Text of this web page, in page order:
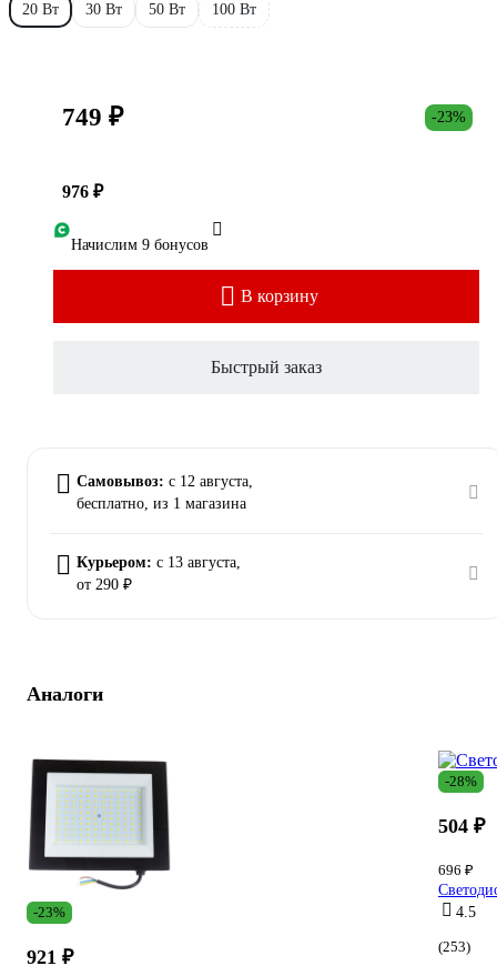
20 Вт 30 Вт 50 Вт 100 Вт
749 ₽ -23%
976 ₽
Начислим 9 бонусов
В корзину
Быстрый заказ
Самовывоз: c 12 августа,
бесплатно, из 1 магазина
Курьером: c 13 августа,
от 290 ₽
Аналоги
-23%
921 ₽
-28%
504 ₽
696 ₽
4.5
(253)